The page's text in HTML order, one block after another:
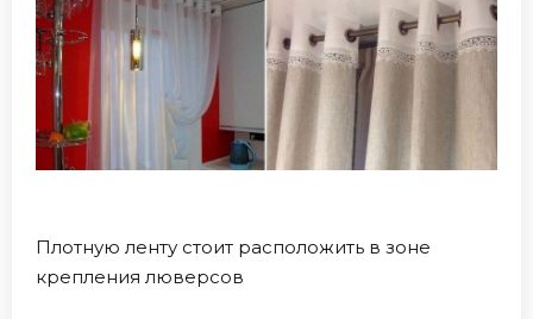
Плотную ленту стоит расположить в зоне
крепления люверсов